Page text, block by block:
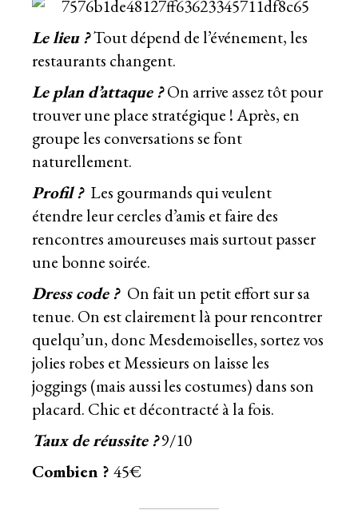
Le lieu ?Tout dépend de l’événement, les
restaurants changent.
Le plan d’attaque ?On arrive assez tôt pour
trouver une place stratégique ! Après, en
groupe les conversations se font
naturellement.
Profil ? Les gourmands qui veulent
étendre leur cercles d’amis et faire des
rencontres amoureuses mais surtout passer
une bonne soirée.
Dress code ? On fait un petit effort sur sa
tenue. On est clairement là pour rencontrer
quelqu’un, donc Mesdemoiselles, sortez vos
jolies robes et Messieurs on laisse les
joggings (mais aussi les costumes) dans son
placard. Chic et décontracté à la fois.
Taux de réussite ?9/10
Combien ?45€